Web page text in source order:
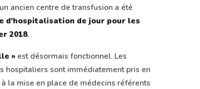
ancien centre de transfusion a été
d'hospitalisation de jour pour les
2018.
» est désormais fonctionnel. Les
hospitaliers sont immédiatement pris en
la mise en place de médecins référents